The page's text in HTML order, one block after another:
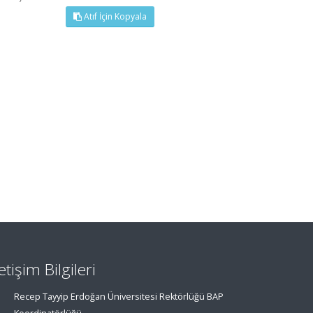
Atıf İçin Kopyala
Bilgileri
Recep Tayyip Erdoğan Üniversitesi Rektörlüğü BAP